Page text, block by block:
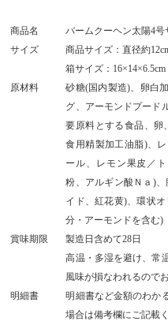
商品名
バームクーヘン太陽4号
サイズ
商品サイズ：直径約
箱サイズ：16×14×6.5cm
原材料
砂糖(国内製造)、卵白
グ、アーモンドプード
要原料とする食品、卵
食用精製加工油脂)、
ール、レモン果皮／
粉、アルギン酸Ｎａ)
イド、紅花黄)、環状
分・アーモンドを含む)
賞味期限
製造日含めて28日
高温・多湿を避け、常
風味が損なわれるので
明細書
明細書など金額のわか
場合は備考欄にご記載